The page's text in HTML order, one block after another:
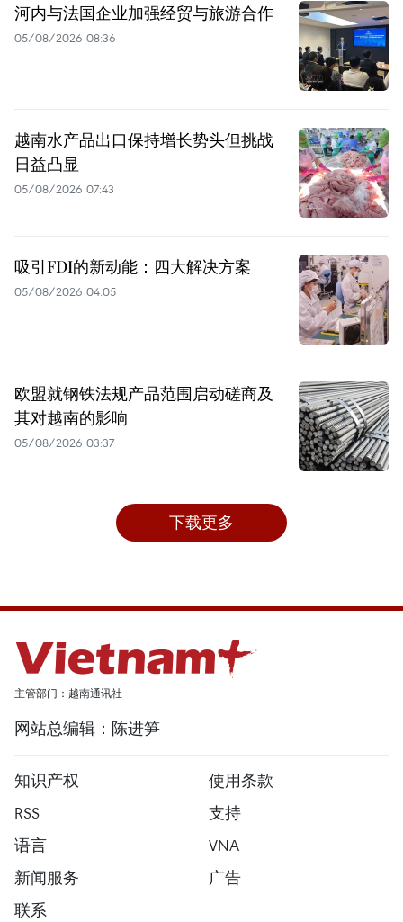
河内与法国企业加强经贸与旅游合作
05/08/2026 08:36
越南水产品出口保持增长势头但挑战
日益凸显
05/08/2026 07:43
吸引FDI的新动能：四大解决方案
05/08/2026 04:05
欧盟就钢铁法规产品范围启动磋商及
其对越南的影响
05/08/2026 03:37
下载更多
主管部门：越南通讯社
网站总编辑：陈进笋
知识产权
使用条款
RSS
支持
语言
VNA
新闻服务
广告
联系